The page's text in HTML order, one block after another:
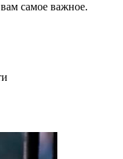
самое важное.